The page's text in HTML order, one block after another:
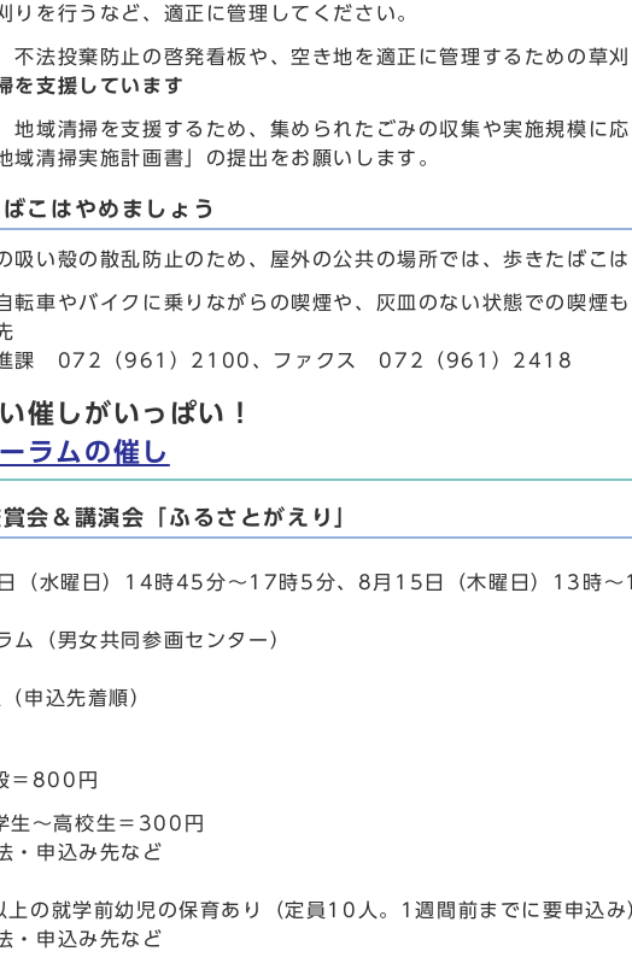
りを行うなど、適正に管理してください。
不法投棄防止の啓発看板や、空き地を適正に管理するための草
を支援しています
地域清掃を支援するため、集められたごみの収集や実施規模に
域清掃実施計画書」の提出をお願いします。
こはやめましょう
吸い殻の散乱防止のため、屋外の公共の場所では、歩きたばこは
転車やバイクに乗りながらの喫煙や、灰皿のない状態での喫煙も
進課 072（961）2100、ファクス 072（961）2418
催しがいっぱい！
ラムの催し
賞会＆講演会「ふるさとがえり」
（水曜日）14時45分～17時5分、8月15日（木曜日）13時
ム（男女共同参画センター）
申込先着順）
＝800円
生～高校生＝300円
・申込み先など
の就学前幼児の保育あり（定員10人。1週間前までに要申込み
・申込み先など